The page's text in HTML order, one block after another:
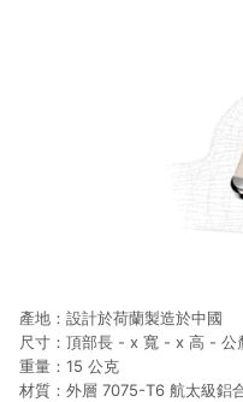
產地：設計於荷蘭製造於中國
尺寸：頂部長 - x 寬 - x 高 -
重量：15 公克
材質：外層 7075-T6 航太級鋁